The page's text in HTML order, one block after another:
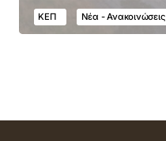
ΚΕΠ Νέα - Ανακοινώσεις